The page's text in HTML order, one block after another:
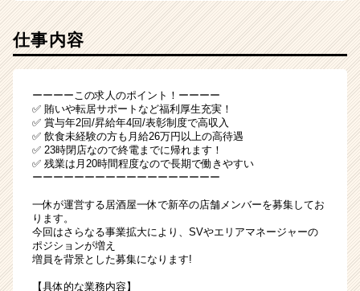
仕事内容
ーーーーこの求人のポイント！ーーーー
✅ 賄いや転居サポートなど福利厚生充実！
✅ 賞与年2回/昇給年4回/表彰制度で高収入
✅ 飲食未経験の方も月給26万円以上の高待遇
✅ 23時閉店なので終電までに帰れます！
✅ 残業は月20時間程度なので長期で働きやすい
ーーーーーーーーーーーーーーーーーー
一休が運営する居酒屋一休で新卒の店舗メンバーを募集してお
ります。
今回はさらなる事業拡大により、SVやエリアマネージャーの
ポジションが増え
増員を背景とした募集になります!
【具体的な業務内容】